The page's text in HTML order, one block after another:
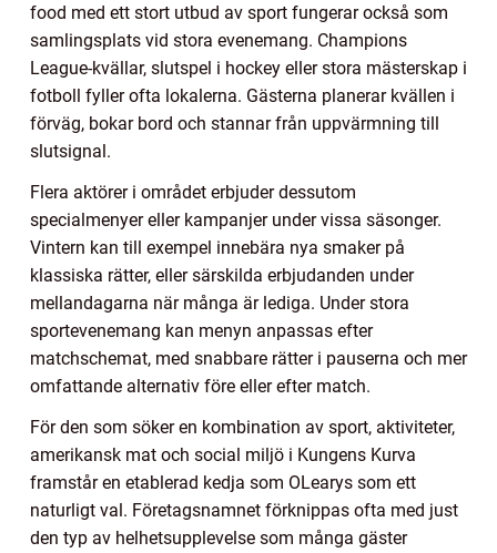
food med ett stort utbud av sport fungerar också som
samlingsplats vid stora evenemang. Champions
League-kvällar, slutspel i hockey eller stora mästerskap i
fotboll fyller ofta lokalerna. Gästerna planerar kvällen i
förväg, bokar bord och stannar från uppvärmning till
slutsignal.
Flera aktörer i området erbjuder dessutom
specialmenyer eller kampanjer under vissa säsonger.
Vintern kan till exempel innebära nya smaker på
klassiska rätter, eller särskilda erbjudanden under
mellandagarna när många är lediga. Under stora
sportevenemang kan menyn anpassas efter
matchschemat, med snabbare rätter i pauserna och mer
omfattande alternativ före eller efter match.
För den som söker en kombination av sport, aktiviteter,
amerikansk mat och social miljö i Kungens Kurva
framstår en etablerad kedja som OLearys som ett
naturligt val. Företagsnamnet förknippas ofta med just
den typ av helhetsupplevelse som många gäster